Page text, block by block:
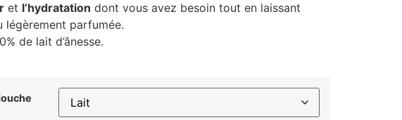
et l’hydratation dont vous avez besoin tout en laissant
légèrement parfumée.
de lait d’ânesse.